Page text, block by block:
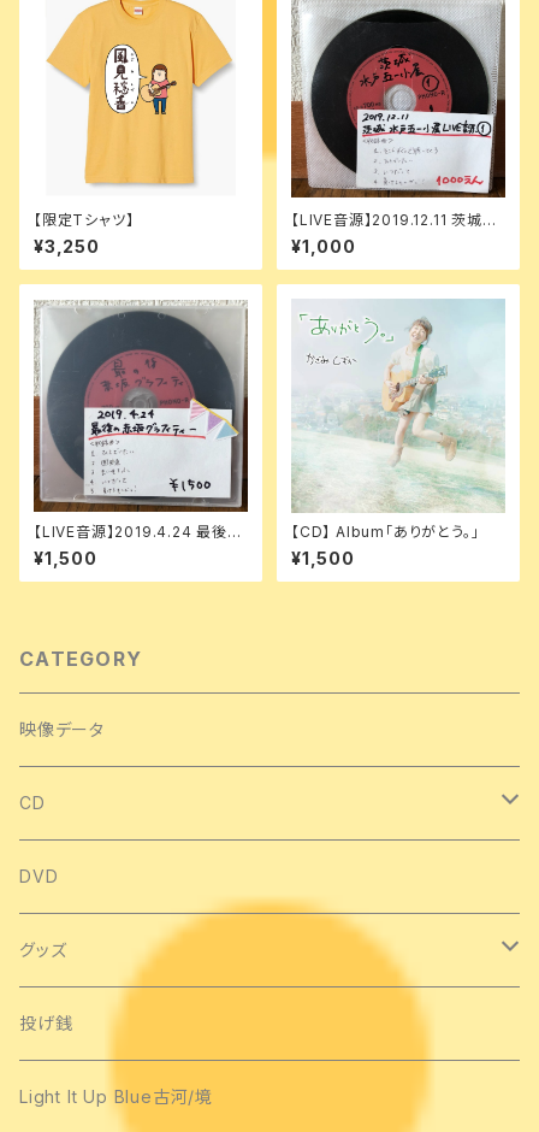
【限定Tシャツ】
¥3,250
【LIVE音源】2019.12.11 茨城水
戸 五一小屋 ①
¥1,000
【LIVE音源】2019.4.24 最後の
赤坂グラフィティー
¥1,500
【CD】 Album「ありがとう。」
¥1,500
CATEGORY
映像データ
CD
シングル
アルバム
手作りCD
ライブCD
DVD
グッズ
Tシャツ
タオル類
投げ銭
Light It Up Blue古河/境